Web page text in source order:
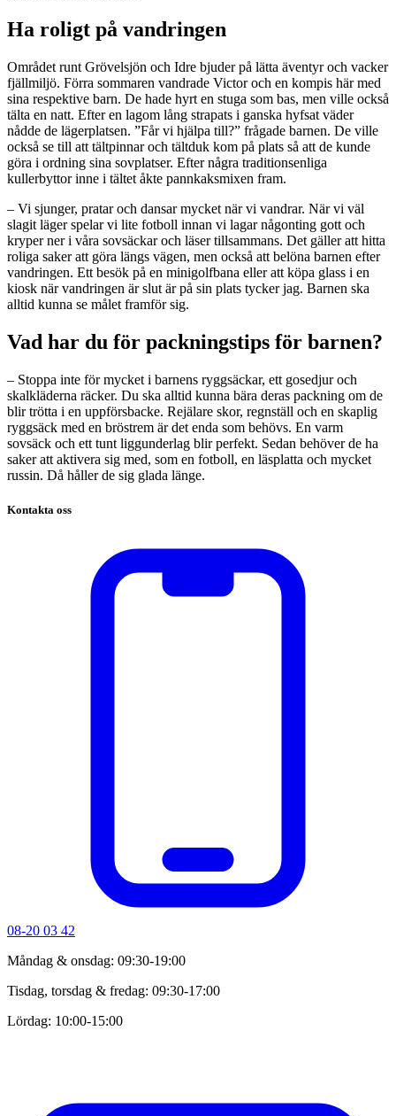
Ha roligt på vandringen
Området runt Grövelsjön och Idre bjuder på lätta äventyr och vacker
fjällmiljö. Förra sommaren vandrade Victor och en kompis här med
sina respektive barn. De hade hyrt en stuga som bas, men ville också
tälta en natt. Efter en lagom lång strapats i ganska hyfsat väder
nådde de lägerplatsen. ”Får vi hjälpa till?” frågade barnen. De ville
också se till att tältpinnar och tältduk kom på plats så att de kunde
göra i ordning sina sovplatser. Efter några traditionsenliga
kullerbyttor inne i tältet åkte pannkaksmixen fram.
– Vi sjunger, pratar och dansar mycket när vi vandrar. När vi väl
slagit läger spelar vi lite fotboll innan vi lagar någonting gott och
kryper ner i våra sovsäckar och läser tillsammans. Det gäller att hitta
roliga saker att göra längs vägen, men också att belöna barnen efter
vandringen. Ett besök på en minigolfbana eller att köpa glass i en
kiosk när vandringen är slut är på sin plats tycker jag. Barnen ska
alltid kunna se målet framför sig.
Vad har du för packningstips för barnen?
– Stoppa inte för mycket i barnens ryggsäckar, ett gosedjur och
skalkläderna räcker. Du ska alltid kunna bära deras packning om de
blir trötta i en uppförsbacke. Rejälare skor, regnställ och en skaplig
ryggsäck med en bröstrem är det enda som behövs. En varm
sovsäck och ett tunt liggunderlag blir perfekt. Sedan behöver de ha
saker att aktivera sig med, som en fotboll, en läsplatta och mycket
russin. Då håller de sig glada länge.
Kontakta oss
08-20 03 42
Måndag & onsdag: 09:30-19:00
Tisdag, torsdag & fredag: 09:30-17:00
Lördag: 10:00-15:00